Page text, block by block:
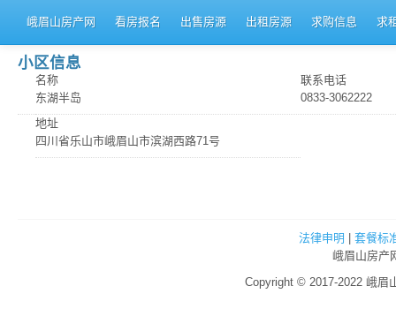
峨眉山房产网 看房报名 出售房源 出租房源 求购信息 求
小区信息
名称
东湖半岛
地址
四川省乐山市峨眉山市滨湖西路71号
联系电话
0833-3062222
法律申明
套餐标
峨眉山房产
Copyright © 2017-2022 峨眉